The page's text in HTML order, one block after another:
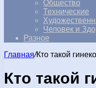
Общество
Технические
Человек и
Разное
Главная/Кто такой
Кто такой